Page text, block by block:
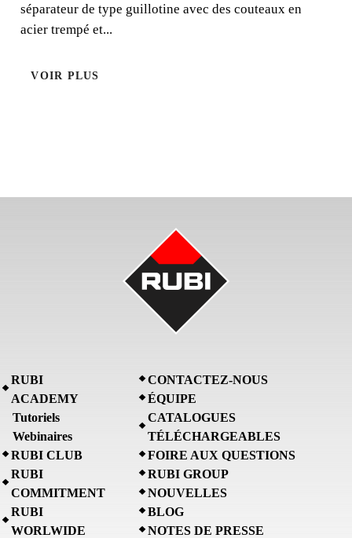
séparateur de type guillotine avec des couteaux en
acier trempé et...
VOIR PLUS
RUBI
ACADEMY
Tutoriels
Webinaires
RUBI CLUB
RUBI
COMMITMENT
RUBI
WORLWIDE
CONTACTEZ-NOUS
ÉQUIPE
CATALOGUES
TÉLÉCHARGEABLES
FOIRE AUX QUESTIONS
RUBI GROUP
NOUVELLES
BLOG
NOTES DE PRESSE